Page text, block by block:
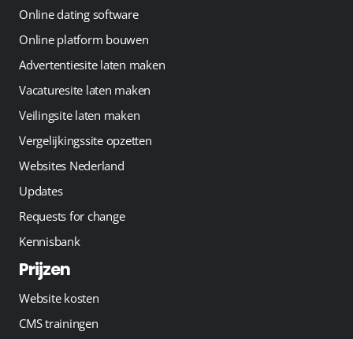
Online dating software
Online platform bouwen
Advertentiesite laten maken
Vacaturesite laten maken
Veilingsite laten maken
Vergelijkingssite opzetten
Websites Nederland
Updates
Requests for change
Kennisbank
Prijzen
Website kosten
CMS trainingen